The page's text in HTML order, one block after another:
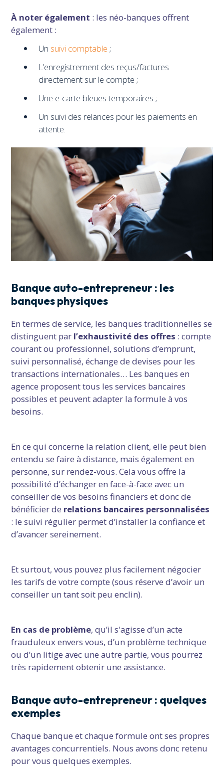
À noter également : les néo-banques offrent
également :
Un suivi comptable ;
L’enregistrement des reçus/factures
directement sur le compte ;
Une e-carte bleues temporaires ;
Un suivi des relances pour les paiements en
attente.
Banque auto-entrepreneur : les
banques physiques
En termes de service, les banques traditionnelles se
distinguent par l’exhaustivité des offres : compte
courant ou professionnel, solutions d’emprunt,
suivi personnalisé, échange de devises pour les
transactions internationales… Les banques en
agence proposent tous les services bancaires
possibles et peuvent adapter la formule à vos
besoins.
En ce qui concerne la relation client, elle peut bien
entendu se faire à distance, mais également en
personne, sur rendez-vous. Cela vous offre la
possibilité d’échanger en face-à-face avec un
conseiller de vos besoins financiers et donc de
bénéficier de relations bancaires personnalisées
: le suivi régulier permet d’installer la confiance et
d’avancer sereinement.
Et surtout, vous pouvez plus facilement négocier
les tarifs de votre compte (sous réserve d’avoir un
conseiller un tant soit peu enclin).
En cas de problème, qu’il s'agisse d’un acte
frauduleux envers vous, d’un problème technique
ou d’un litige avec une autre partie, vous pourrez
très rapidement obtenir une assistance.
Banque auto-entrepreneur : quelques
exemples
Chaque banque et chaque formule ont ses propres
avantages concurrentiels. Nous avons donc retenu
pour vous quelques exemples.